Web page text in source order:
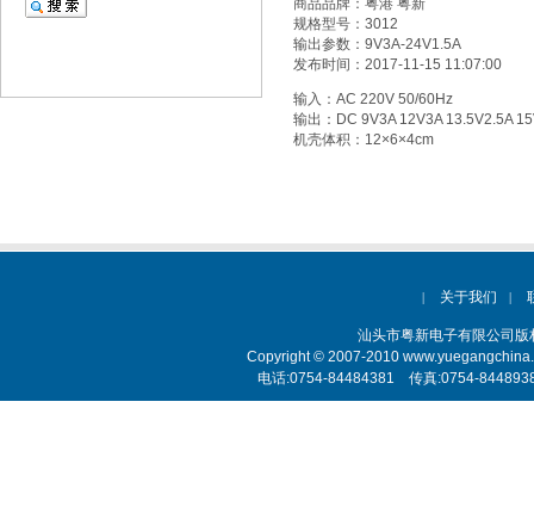
商品品牌：粤港 粤新
规格型号：3012
输出参数：9V3A-24V1.5A
发布时间：2017-11-15 11:07:00
输入：AC 220V 50/60Hz
输出：DC 9V3A 12V3A 13.5V2.5A
机壳体积：12×6×4cm
汕头市粤新电子有限公司
Copyright © 2007-2010
电话:0754-84484381 传真:0754-
| 关于我们 |